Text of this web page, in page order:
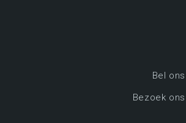
Bel ons
Bezoek ons